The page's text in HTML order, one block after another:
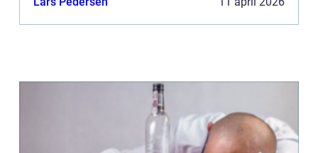
og erfare...